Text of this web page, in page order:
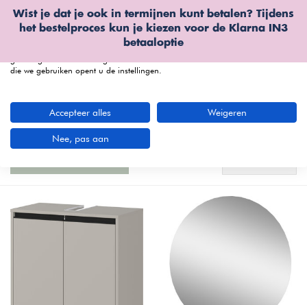
Wist je dat je ook in termijnen kunt betalen? Tijdens
het bestelproces kun je kiezen voor de Klarna IN3
betaaloptie
Germania Lemont Steengrijs Serie: Stijlvolle
Kasten en Spiegels
(7 artikelen)
Wij gebruiken cookies
We kunnen deze plaatsen voor analyse van onze bezoekersgegevens, om
onze website te verbeteren, gepersonaliseerde inhoud te tonen en om u een
die we gebruiken opent u de instellingen.
Accepteer alles Weigeren
Nee, pas aan